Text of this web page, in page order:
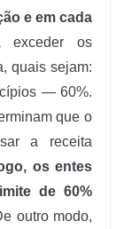
e em cada
exceder os
quais sejam:
— 60%.
que o
a receita
os entes
de 60%
outro modo,